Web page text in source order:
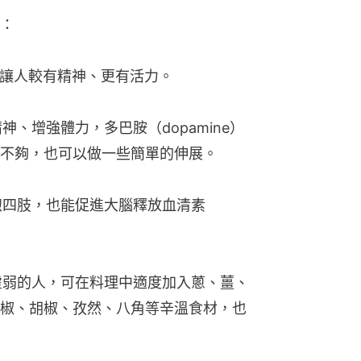
人較有精神、更有活力。
、增強體力，多巴胺（dopamine）
夠，也可以做一些簡單的伸展。
肢，也能促進大腦釋放血清素
的人，可在料理中適度加入蔥、薑、
、胡椒、孜然、八角等辛溫食材，也